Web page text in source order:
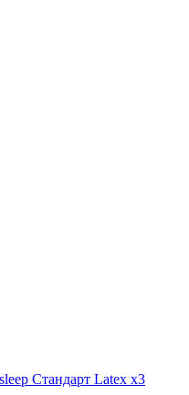
Стандарт Latex x3